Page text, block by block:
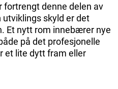
fortrengt denne delen av
utviklings skyld er det
Et nytt rom innebærer nye
på det profesjonelle
et lite dytt fram eller